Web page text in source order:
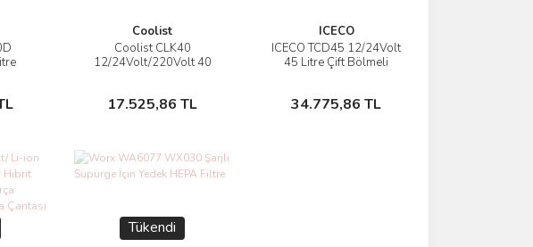
Coolist
Coolist CLK40
12/24Volt/220Volt 40
17.525,86 TL
İncele
Stokta Yok
ICECO
ICECO TCD45 12/24Volt
45 Litre Çift Bölmeli
34.775,86 TL
İncele
Stokta Yok
Tükendi